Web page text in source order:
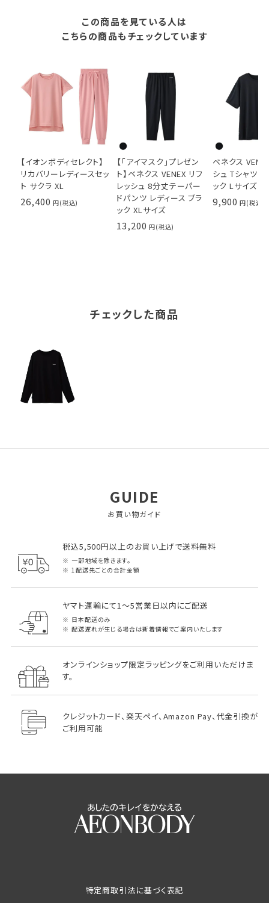
この商品を見ている人は
こちらの商品もチェックしています
【イオンボディセレクト】
リカバリーレディースセッ
ト サクラ XL
26,400
【「アイマスク」プレゼン
ト】ベネクス VENEX リフ
レッシュ 8分丈テーパー
ドパンツ レディース ブラ
ック XLサイズ
13,200
ベネクス
シュ Tシャツ
ック Lサイズ
9,900
チェックした商品
GUIDE
お買い物ガイド
税込5,500円以上のお買い上げで送料無料
一部地域を除きます。
1配送先ごとの合計金額
ヤマト運輸にて1～5営業日以内にご配送
日本配送のみ
配送遅れが生じる場合は新着情報でご案内いたします
オンラインショップ限定ラッピングをご利用いただけま
す。
クレジットカード、楽天ペイ、Amazon Pay、代金引換が
ご利用可能
特定商取引法に基づく表記